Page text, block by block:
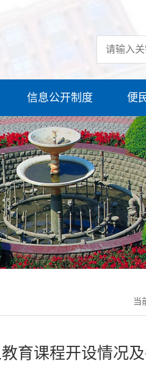
信息公开制度 便
当
育课程开设情况